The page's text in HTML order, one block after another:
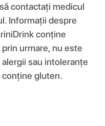
contactați medicul
Informații despre
conține
urmare, nu este
sau intoleranțe
gluten.